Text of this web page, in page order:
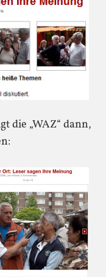
die „WAZ“ dann,